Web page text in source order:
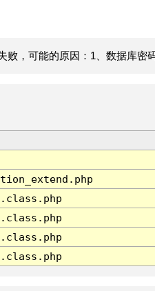
败，可能的原因：1、数据库密